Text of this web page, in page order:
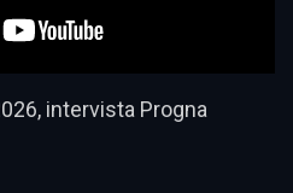
intervista Progna